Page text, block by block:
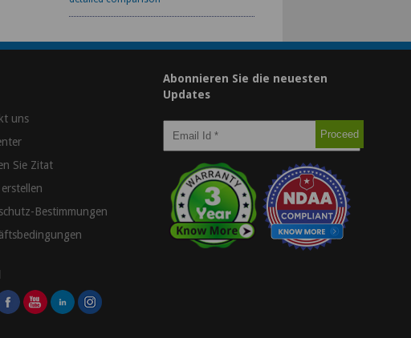
uns
Sie Zitat
Bestimmungen
Abonnieren Sie die neuesten
Updates